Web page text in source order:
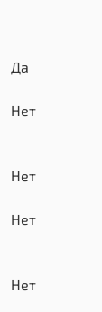
Да
Нет
Нет
Нет
Нет